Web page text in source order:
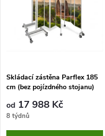
Skládací zástěna Parflex 185
cm (bez pojízdného stojanu)
od 17 988 Kč
8 týdnů